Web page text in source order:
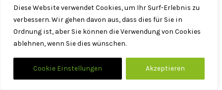
Diese Website verwendet Cookies, um Ihr Surf-Erlebnis zu
verbessern. Wir gehen davon aus, dass dies für Sie in
Ordnung ist, aber Sie können die Verwendung von Cookies
ablehnen, wenn Sie dies wünschen.
Cookie Einstellungen Akzeptieren
geboren am 08.05.2004 – gestorben am 5.06.2017
Gegensätze. Manchmal sensibel bis ängstlich,
manchmal verspielt und albern, manchmal eifersüchtig
oder aggressiv mit einer viel zu kurzen Zündschnur. Je
älter er allerdings wurde, desto ruhiger, ausgeglichener